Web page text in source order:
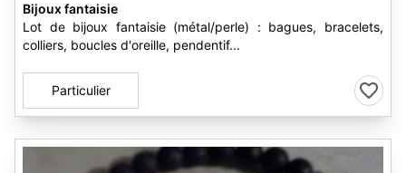
Bijoux fantaisie
Lot de bijoux fantaisie (métal/perle) : bagues, bracelets,
colliers, boucles d'oreille, pendentif...
Particulier